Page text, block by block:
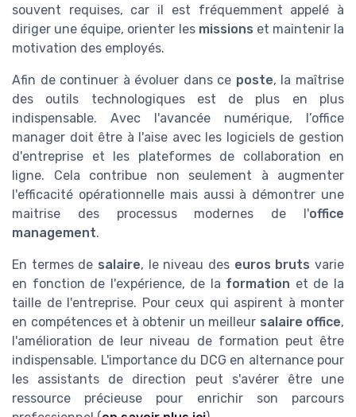
souvent requises, car il est fréquemment appelé à
diriger une équipe, orienter les missions et maintenir la
motivation des employés.
Afin de continuer à évoluer dans ce poste, la maîtrise
des outils technologiques est de plus en plus
indispensable. Avec l'avancée numérique, l’office
manager doit être à l'aise avec les logiciels de gestion
d'entreprise et les plateformes de collaboration en
ligne. Cela contribue non seulement à augmenter
l'efficacité opérationnelle mais aussi à démontrer une
maitrise des processus modernes de l'office
management.
En termes de salaire, le niveau des euros bruts varie
en fonction de l'expérience, de la formation et de la
taille de l'entreprise. Pour ceux qui aspirent à monter
en compétences et à obtenir un meilleur salaire office,
l'amélioration de leur niveau de formation peut être
indispensable. L'importance du DCG en alternance pour
les assistants de direction peut s'avérer être une
ressource précieuse pour enrichir son parcours